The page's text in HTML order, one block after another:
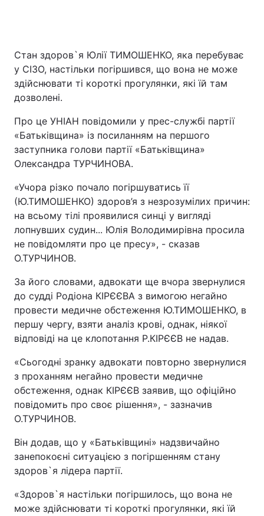
Стан здоров`я Юлії ТИМОШЕНКО, яка перебуває
у СІЗО, настільки погіршився, що вона не може
здійснювати ті короткі прогулянки, які їй там
дозволені.
Про це УНІАН повідомили у прес-службі партії
«Батьківщина» із посиланням на першого
заступника голови партії «Батьківщина»
Олександра ТУРЧИНОВА.
«Учора різко почало погіршуватись її
(Ю.ТИМОШЕНКО) здоров’я з незрозумілих причин:
на всьому тілі проявилися синці у вигляді
лопнувших судин... Юлія Володимирівна просила
не повідомляти про це пресу», - сказав
О.ТУРЧИНОВ.
За його словами, адвокати ще вчора звернулися
до судді Родіона КІРЄЄВА з вимогою негайно
провести медичне обстеження Ю.ТИМОШЕНКО, в
першу чергу, взяти аналіз крові, однак, ніякої
відповіді на це клопотання Р.КІРЄЄВ не надав.
«Сьогодні зранку адвокати повторно звернулися
з проханням негайно провести медичне
обстеження, однак КІРЄЄВ заявив, що офіційно
повідомить про своє рішення», - зазначив
О.ТУРЧИНОВ.
Він додав, що у «Батьківщині» надзвичайно
занепокоєні ситуацією з погіршенням стану
здоров`я лідера партії.
«Здоров`я настільки погіршилось, що вона не
може здійснювати ті короткі прогулянки, які їй